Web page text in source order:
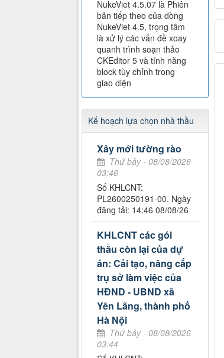
NukeViet 4.5.07 là Phiên
bản tiếp theo của dòng
NukeViet 4.5, trọng tâm
là xử lý các vấn đề xoay
quanh trình soạn thảo
CKEditor 5 và tính năng
block tùy chỉnh trong
giao diện
Kế hoạch lựa chọn nhà thầu
Xây mới tường rào
Thứ bảy - 08/08/2026
03:46
Số KHLCNT:
PL2600250191-00. Ngày
đăng tải: 14:46 08/08/26
KHLCNT các gói
thầu còn lại của dự
án: Cải tạo, nâng cấp
trụ sở làm việc của
HĐND - UBND xã
Yên Lãng, thành phố
Hà Nội
Thứ bảy - 08/08/2026
03:44